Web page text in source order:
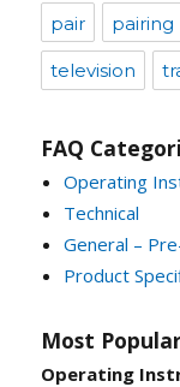
pair pairing
television
FAQ
Operating
Technical
General –
Product
Most
Operating